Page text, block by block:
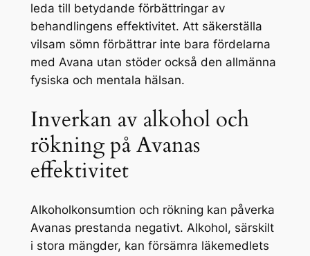
leda till betydande förbättringar av
behandlingens effektivitet. Att säkerställa
vilsam sömn förbättrar inte bara fördelarna
med Avana utan stöder också den allmänna
fysiska och mentala hälsan.
Inverkan av alkohol och
rökning på Avanas
effektivitet
Alkoholkonsumtion och rökning kan påverka
Avanas prestanda negativt. Alkohol, särskilt
i stora mängder, kan försämra läkemedlets